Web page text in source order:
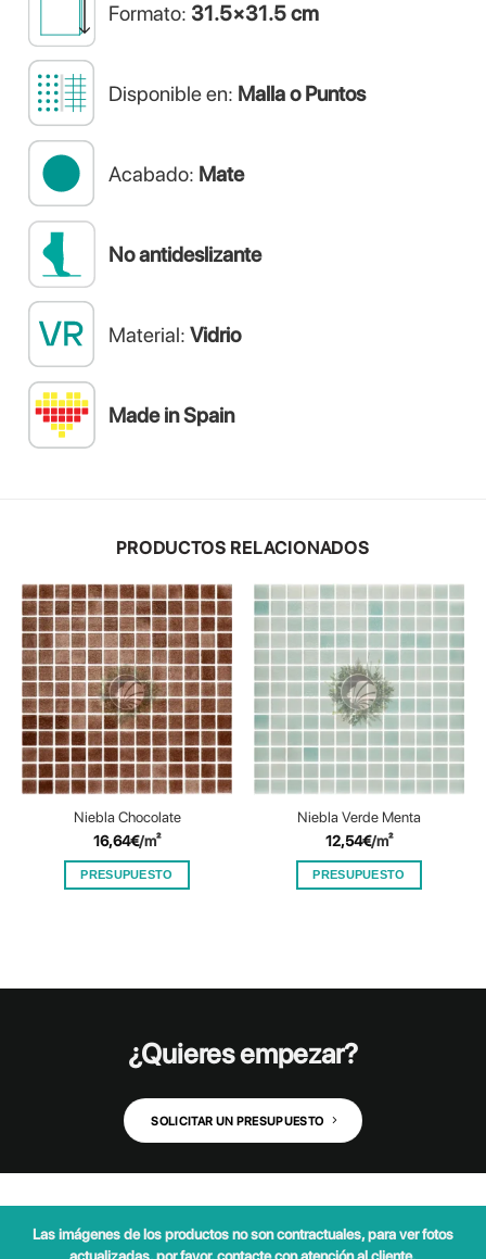
Formato: 31.5×31.5 cm
Disponible en: Malla o Puntos
Acabado: Mate
No antideslizante
Material: Vidrio
Made in Spain
PRODUCTOS RELACIONADOS
Niebla Chocolate
16,64€/m²
PRESUPUESTO
Niebla Verde Menta
12,54€/m²
PRESUPUESTO
¿Quieres empezar?
SOLICITAR UN PRESUPUESTO
Las imágenes de los productos no son contractuales, para ver fotos